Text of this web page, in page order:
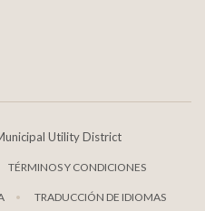
Utility District
TÉRMINOS Y CONDICIONES
TRADUCCIÓN DE IDIOMAS